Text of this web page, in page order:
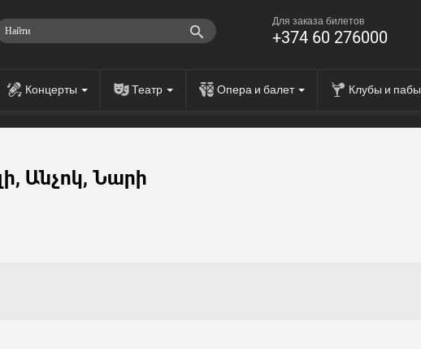
Для заказа билетов
+374 60 276000
Концерты Театр Опера и балет Клубы и пабы
Անչոկ, Նարի